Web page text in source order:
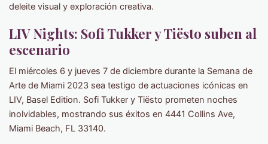
deleite visual y exploración creativa.
LIV Nights: Sofi Tukker y Tiësto suben al
escenario
El miércoles 6 y jueves 7 de diciembre durante la Semana de
Arte de Miami 2023 sea testigo de actuaciones icónicas en
LIV, Basel Edition. Sofi Tukker y Tiësto prometen noches
inolvidables, mostrando sus éxitos en 4441 Collins Ave,
Miami Beach, FL 33140.